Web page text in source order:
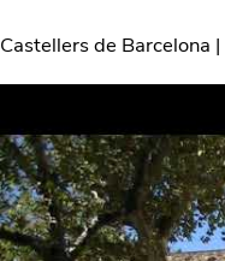
Castellers de Barcelona |